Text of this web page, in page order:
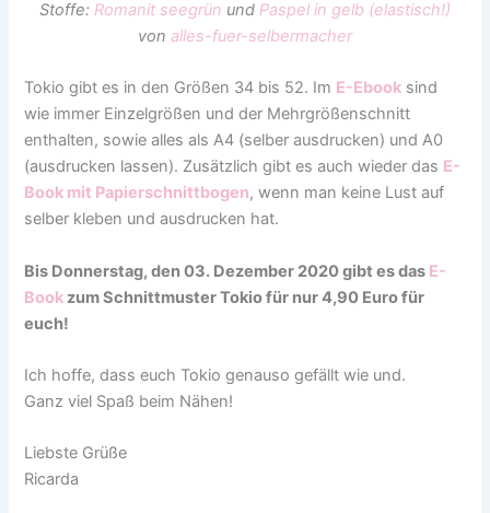
Stoffe: Romanit seegrün und Paspel in gelb (elastisch!)
von alles-fuer-selbermacher
Tokio gibt es in den Größen 34 bis 52. Im E-Ebook sind
wie immer Einzelgrößen und der Mehrgrößenschnitt
enthalten, sowie alles als A4 (selber ausdrucken) und A0
(ausdrucken lassen). Zusätzlich gibt es auch wieder das E-
Book mit Papierschnittbogen, wenn man keine Lust auf
selber kleben und ausdrucken hat.
Bis Donnerstag, den 03. Dezember 2020 gibt es das E-
Book zum Schnittmuster Tokio für nur 4,90 Euro für
euch!
Ich hoffe, dass euch Tokio genauso gefällt wie und.
Ganz viel Spaß beim Nähen!
Liebste Grüße
Ricarda